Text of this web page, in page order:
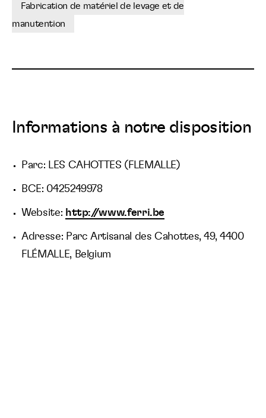
Fabrication de matériel de levage et de
manutention
Informations à notre disposition
Parc: LES CAHOTTES (FLEMALLE)
BCE: 0425249978
Website: http://www.ferri.be
Adresse: Parc Artisanal des Cahottes, 49, 4400
FLÉMALLE, Belgium